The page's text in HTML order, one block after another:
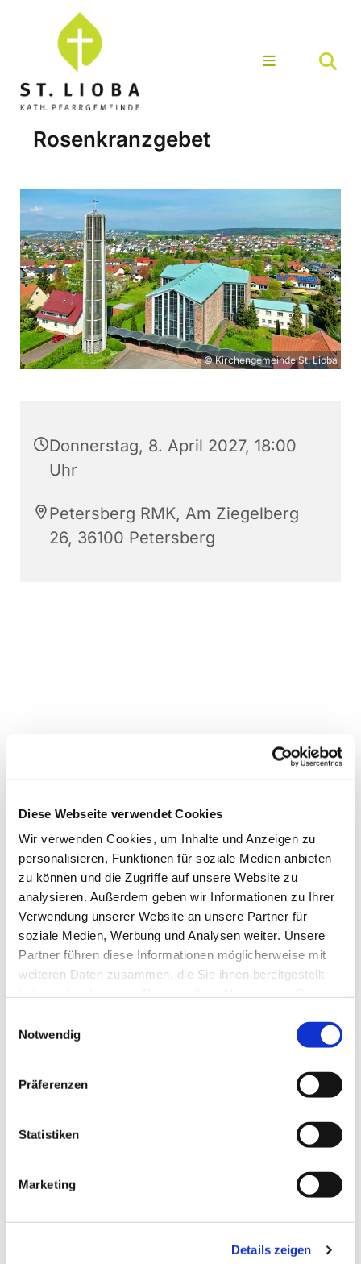
Diese Webseite verwendet Cookies
Wir verwenden Cookies, um Inhalte und Anzeigen zu
personalisieren, Funktionen für soziale Medien anbieten
zu können und die Zugriffe auf unsere Website zu
analysieren. Außerdem geben wir Informationen zu Ihrer
Verwendung unserer Website an unsere Partner für
soziale Medien, Werbung und Analysen weiter. Unsere
Partner führen diese Informationen möglicherweise mit
weiteren Daten zusammen, die Sie ihnen bereitgestellt
Notwendig
Präferenzen
Statistiken
Marketing
Details zeigen
Rosenkranzgebet
© Kirchengemeinde St. Lioba
Donnerstag, 8. April 2027, 18:00
Uhr
Petersberg RMK, Am Ziegelberg
26, 36100 Petersberg
Dies könnte Sie auch
interessieren